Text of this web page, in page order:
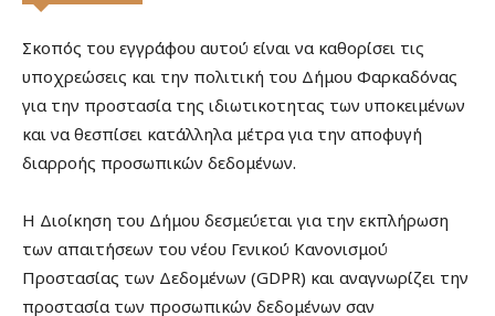
Σκοπός του εγγράφου αυτού είναι να καθορίσει τις
υποχρεώσεις και την πολιτική του Δήμου Φαρκαδόνας
για την προστασία της ιδιωτικοτητας των υποκειμένων
και να θεσπίσει κατάλληλα μέτρα για την αποφυγή
διαρροής προσωπικών δεδομένων.
Η Διοίκηση του Δήμου δεσμεύεται για την εκπλήρωση
των απαιτήσεων του νέου Γενικού Κανονισμού
Προστασίας των Δεδομένων (GDPR) και αναγνωρίζει την
προστασία των προσωπικών δεδομένων σαν